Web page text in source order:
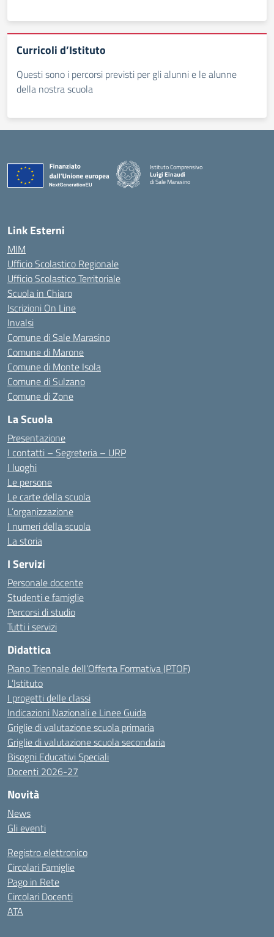
Curricoli d’Istituto
Questi sono i percorsi previsti per gli alunni e le alunne
della nostra scuola
Istituto Comprensivo
Luigi Einaudi
di Sale Marasino
Link Esterni
MIM
Ufficio Scolastico Regionale
Ufficio Scolastico Territoriale
Scuola in Chiaro
Iscrizioni On Line
Invalsi
Comune di Sale Marasino
Comune di Marone
Comune di Monte Isola
Comune di Sulzano
Comune di Zone
La Scuola
Presentazione
I contatti – Segreteria – URP
I luoghi
Le persone
Le carte della scuola
L’organizzazione
I numeri della scuola
La storia
I Servizi
Personale docente
Studenti e famiglie
Percorsi di studio
Tutti i servizi
Didattica
Piano Triennale dell’Offerta Formativa (PTOF)
L’Istituto
I progetti delle classi
Indicazioni Nazionali e Linee Guida
Griglie di valutazione scuola primaria
Griglie di valutazione scuola secondaria
Bisogni Educativi Speciali
Docenti 2026-27
Novità
News
Gli eventi
Registro elettronico
Circolari Famiglie
Pago in Rete
Circolari Docenti
ATA